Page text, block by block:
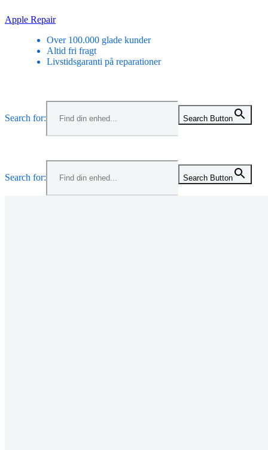
Skip
Apple Repair
Over 100.000 glade kunder
Altid fri fragt
Livstidsgaranti på reparationer
Search for: Search Button
Search for: Search Button